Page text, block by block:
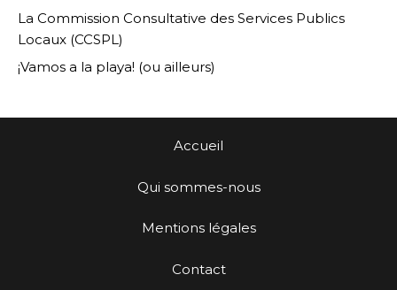
La Commission Consultative des Services Publics
Locaux (CCSPL)
¡Vamos a la playa! (ou ailleurs)
Accueil
Qui sommes-nous
Mentions légales
Contact